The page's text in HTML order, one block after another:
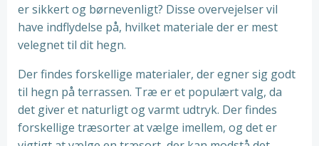
er sikkert og børnevenligt? Disse overvejelser vil
have indflydelse på, hvilket materiale der er mest
velegnet til dit hegn.
Der findes forskellige materialer, der egner sig godt
til hegn på terrassen. Træ er et populært valg, da
det giver et naturligt og varmt udtryk. Der findes
forskellige træsorter at vælge imellem, og det er